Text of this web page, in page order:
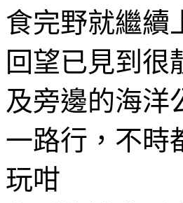
食完野就繼續
回望已見到很
及旁邊的海洋
一路行，不時
玩咁